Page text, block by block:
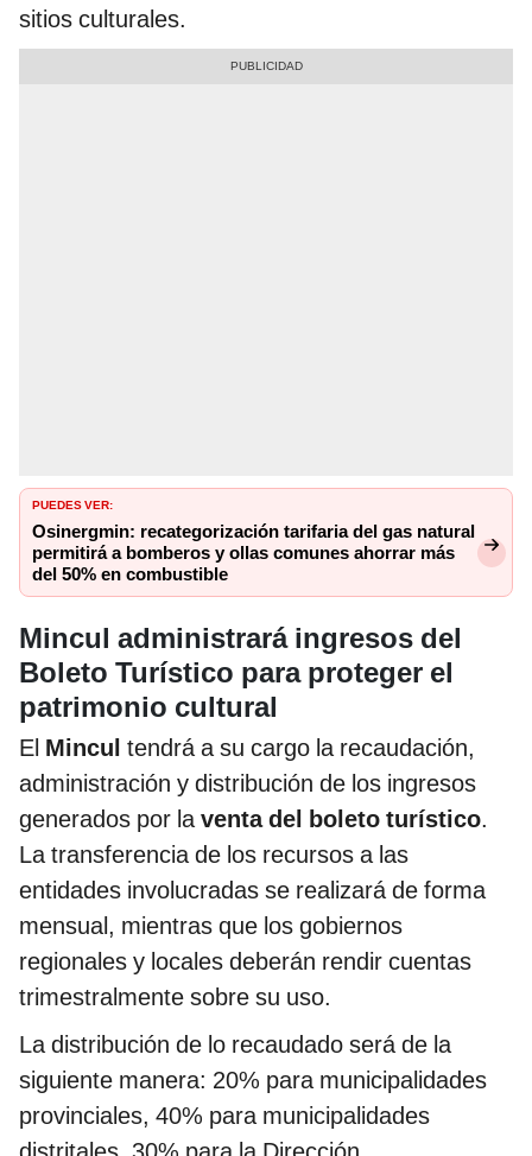
sitios culturales.
PUEDES VER:
Osinergmin: recategorización tarifaria del gas natural
permitirá a bomberos y ollas comunes ahorrar más
del 50% en combustible
Mincul administrará ingresos del
Boleto Turístico para proteger el
patrimonio cultural
El Mincul tendrá a su cargo la recaudación,
administración y distribución de los ingresos
generados por laventa del boleto turístico.
La transferencia de los recursos a las
entidades involucradas se realizará de forma
mensual, mientras que los gobiernos
regionales y locales deberán rendir cuentas
trimestralmente sobre su uso.
La distribución de lo recaudado será de la
siguiente manera: 20% para municipalidades
provinciales, 40% para municipalidades